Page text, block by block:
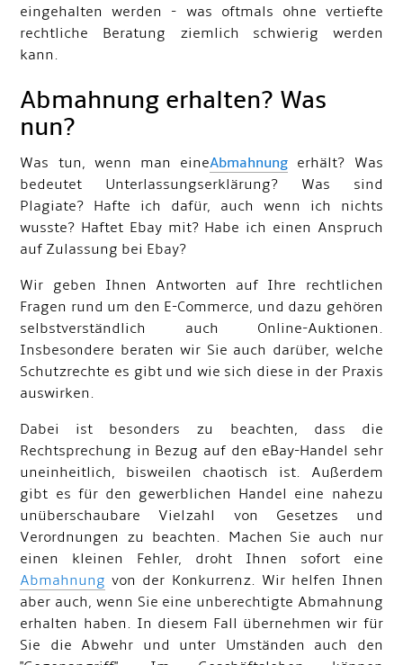
eingehalten werden - was oftmals ohne vertiefte
rechtliche Beratung ziemlich schwierig werden
kann.
Abmahnung erhalten? Was
nun?
Was tun, wenn man eineAbmahnung erhält? Was
bedeutet Unterlassungserklärung? Was sind
Plagiate? Hafte ich dafür, auch wenn ich nichts
wusste? Haftet Ebay mit? Habe ich einen Anspruch
auf Zulassung bei Ebay?
Wir geben Ihnen Antworten auf Ihre rechtlichen
Fragen rund um den E-Commerce, und dazu gehören
selbstverständlich auch Online-Auktionen.
Insbesondere beraten wir Sie auch darüber, welche
Schutzrechte es gibt und wie sich diese in der Praxis
auswirken.
Dabei ist besonders zu beachten, dass die
Rechtsprechung in Bezug auf den eBay-Handel sehr
uneinheitlich, bisweilen chaotisch ist. Außerdem
gibt es für den gewerblichen Handel eine nahezu
unüberschaubare Vielzahl von Gesetzes und
Verordnungen zu beachten. Machen Sie auch nur
einen kleinen Fehler, droht Ihnen sofort eine
Abmahnung von der Konkurrenz. Wir helfen Ihnen
aber auch, wenn Sie eine unberechtigte Abmahnung
erhalten haben. In diesem Fall übernehmen wir für
Sie die Abwehr und unter Umständen auch den